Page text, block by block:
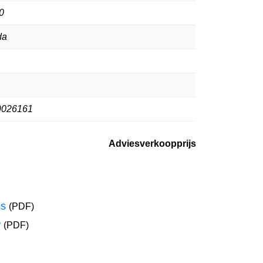
Adviesverkoopprijs
(PDF)
(PDF)